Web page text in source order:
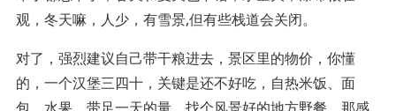
观，冬天嘛，人少，有雪景,但有些栈道会关闭。
对了，强烈建议自己带干粮进去，景区里的物价，你懂
的，一个汉堡三四十，关键是还不好吃，自热米饭、面
包、水果，带足一天的量，找个风景好的地方野餐，那感